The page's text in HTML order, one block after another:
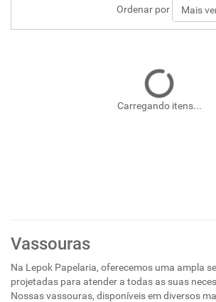
Ordenar por Mais
Carregando itens...
Vassouras
Na Lepok Papelaria, oferecemos uma ampla
projetadas para atender a todas as suas
Nossas vassouras, disponíveis em diversos